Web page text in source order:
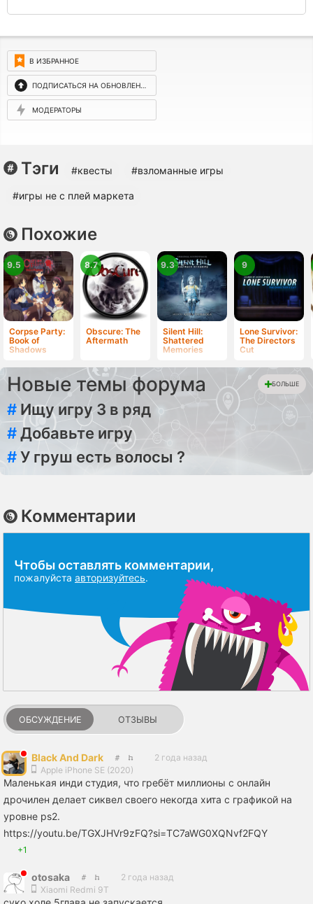
В ИЗБРАННОЕ
ПОДПИСАТЬСЯ НА ОБНОВЛЕНИЯ
МОДЕРАТОРЫ
Тэги #квесты #взломанные игры
#игры не с плей маркета
Похожие
Corpse Party:
Book of
Shadows
9.5
Obscure: The
Aftermath
8.7
Silent Hill:
Shattered
Memories
9.3
Lone Survivor:
The Directors
Cut
9
Новые темы форума БОЛЬШЕ
# Ищу игру 3 в ряд
#Добавьте игру
#У груш есть волосы ?
Комментарии
Чтобы оставлять комментарии,
пожалуйста авторизуйтесь.
ОБСУЖДЕНИЕ ОТЗЫВЫ
Black And Dark
2 года назад
Apple iPhone SE (2020)
Маленькая инди студия, что гребёт миллионы с онлайн
дрочилен делает сиквел своего некогда хита с графикой на
уровне ps2.
https://youtu.be/TGXJHVr9zFQ?si=TC7aWG0XQNvf2FQY
+1
otosaka
2 года назад
Xiaomi Redmi 9T